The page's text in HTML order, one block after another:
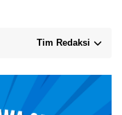
Tim Redaksi